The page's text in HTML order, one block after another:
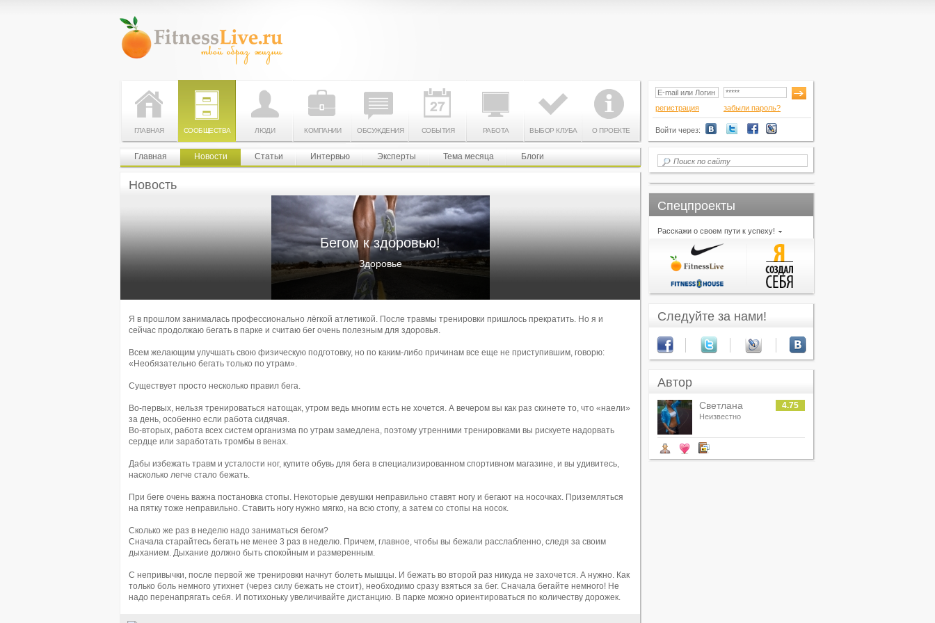
ГЛАВНАЯ СООБЩЕСТВА ЛЮДИ КОМПАНИИ ОБСУЖДЕНИЯ СОБЫТИЯ РАБОТА ВЫБОР КЛУБА О ПРОЕКТЕ
регистрация забыли пароль?
Войти через:
Главная Новости Статьи Интервью Эксперты Тема месяца Блоги
Новость
Бегом к здоровью!
Здоровье
Я в прошлом занималась профессионально лёгкой атлетикой. После травмы тренировки пришлось прекратить. Но я и
сейчас продолжаю бегать в парке и считаю бег очень полезным для здоровья.
Всем желающим улучшать свою физическую подготовку, но по каким-либо причинам все еще не приступившим, говорю:
«Необязательно бегать только по утрам».
Существует просто несколько правил бега.
Во-первых, нельзя тренироваться натощак, утром ведь многим есть не хочется. А вечером вы как раз скинете то, что «наели»
за день, особенно если работа сидячая.
Во-вторых, работа всех систем организма по утрам замедлена, поэтому утренними тренировками вы рискуете надорвать
сердце или заработать тромбы в венах.
Дабы избежать травм и усталости ног, купите обувь для бега в специализированном спортивном магазине, и вы удивитесь,
насколько легче стало бежать.
При беге очень важна постановка стопы. Некоторые девушки неправильно ставят ногу и бегают на носочках. Приземляться
на пятку тоже неправильно. Ставить ногу нужно мягко, на всю стопу, а затем со стопы на носок.
Сколько же раз в неделю надо заниматься бегом?
Сначала старайтесь бегать не менее 3 раз в неделю. Причем, главное, чтобы вы бежали расслабленно, следя за своим
дыханием. Дыхание должно быть спокойным и размеренным.
С непривычки, после первой же тренировки начнут болеть мышцы. И бежать во второй раз никуда не захочется. А нужно. Как
только боль немного утихнет (через силу бежать не стоит), необходимо сразу взяться за бег. Сначала бегайте немного! Не
надо перенапрягать себя. И потихоньку увеличивайте дистанцию. В парке можно ориентироваться по количеству дорожек.
Спецпроекты
Расскажи о своем пути к успеху!
Следуйте за нами!
Автор
Светлана
Ячменева
Неизвестно
4.75